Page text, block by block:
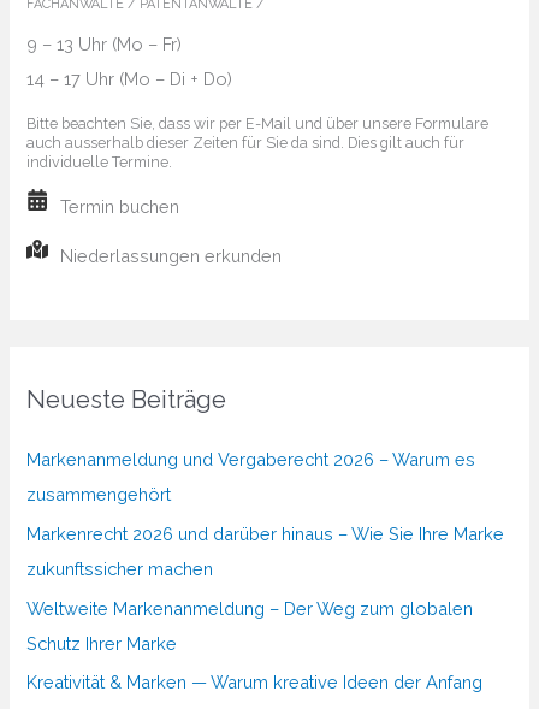
FACHANWÄLTE / PATENTANWÄLTE /
9 – 13 Uhr (Mo – Fr)
14 – 17 Uhr (Mo – Di + Do)
Bitte beachten Sie, dass wir per E-Mail und über unsere Formulare
auch ausserhalb dieser Zeiten für Sie da sind. Dies gilt auch für
individuelle Termine.
Termin buchen
Niederlassungen erkunden
Neueste Beiträge
Markenanmeldung und Vergaberecht 2026 – Warum es
zusammengehört
Markenrecht 2026 und darüber hinaus – Wie Sie Ihre Marke
zukunftssicher machen
Weltweite Markenanmeldung – Der Weg zum globalen
Schutz Ihrer Marke
Kreativität & Marken — Warum kreative Ideen der Anfang